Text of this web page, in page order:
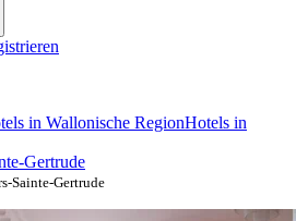
in Wallonische RegionHotels in
Gertrude
Sainte-Gertrude